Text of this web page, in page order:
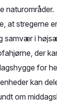
naturområder.
at stregerne
samvær i
der
for
kan
om